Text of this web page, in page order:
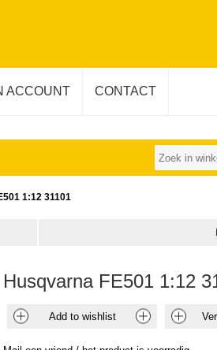
ACCOUNT CONTACT
1:12 31101
Husqvarna FE501 1:12